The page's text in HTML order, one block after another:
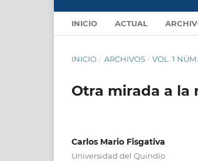
INICIO ACTUAL
INICIO / ARCHIVOS / VOL. 1
Otra mirada a la
Carlos Mario Fisgativa
Universidad del Quindío